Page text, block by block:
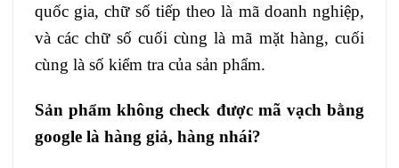
quốc gia, chữ số tiếp theo là mã doanh nghiệp,
và các chữ số cuối cùng là mã mặt hàng, cuối
cùng là số kiểm tra của sản phẩm.
Sản phẩm không check được mã vạch bằng
google là hàng giả, hàng nhái?